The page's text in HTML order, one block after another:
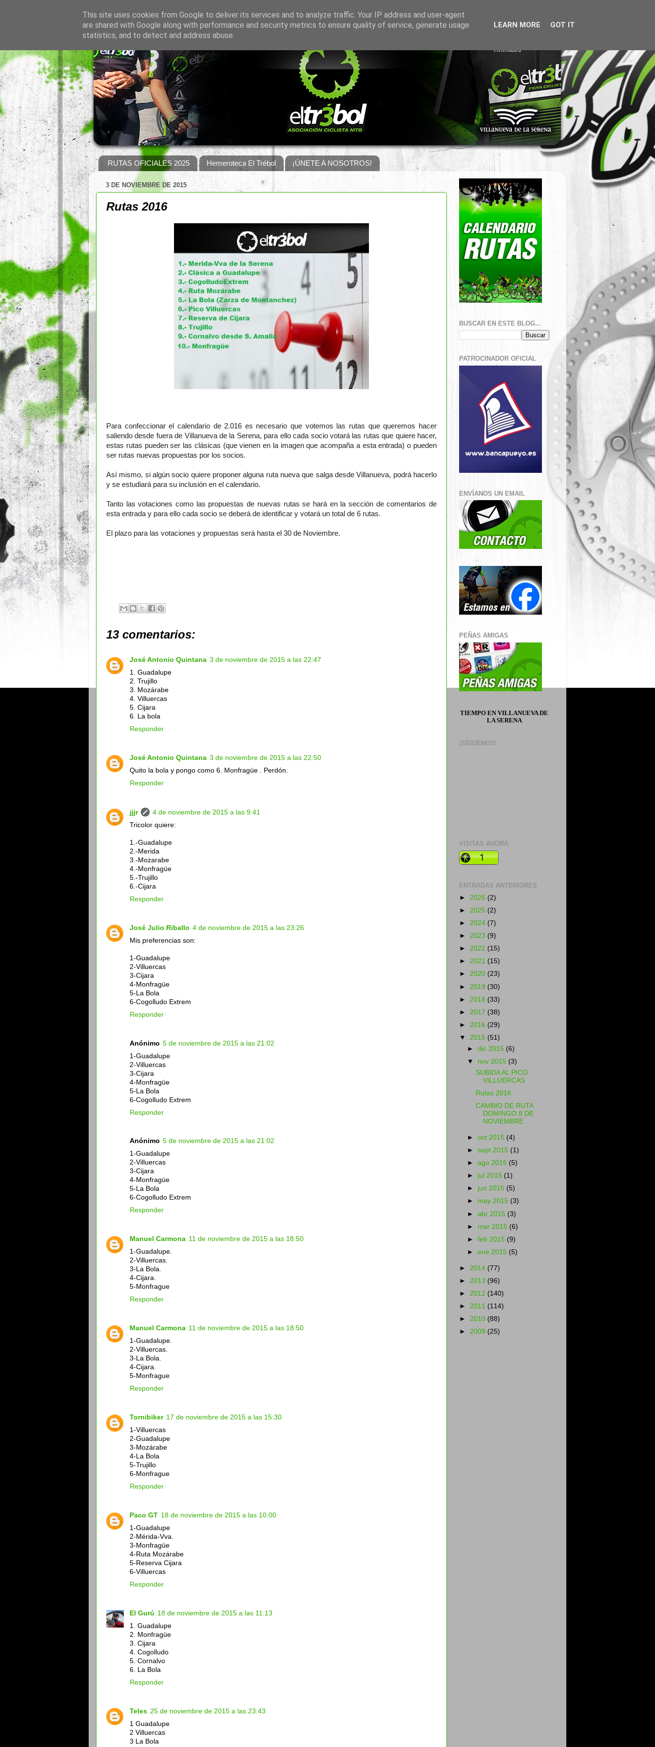
RUTAS OFICIALES 2025 Hemeroteca El Trébol ¡ÚNETE A NOSOTROS!
3 DE NOVIEMBRE DE 2015
Rutas 2016
Para confeccionar el calendario de 2.016 es necesario que votemos las rutas que queremos hacer
saliendo desde fuera de Villanueva de la Serena, para ello cada socio votará las rutas que quiere hacer,
estas rutas pueden ser las clásicas (que vienen en la imagen que acompaña a esta entrada) o pueden
ser rutas nuevas propuestas por los socios.
Así mismo, si algún socio quiere proponer alguna ruta nueva que salga desde Villanueva, podrá hacerlo
y se estudiará para su inclusión en el calendario.
Tanto las votaciones como las propuestas de nuevas rutas se hará en la sección de comentarios de
esta entrada y para ello cada socio se deberá de identificar y votará un total de 6 rutas.
El plazo para las votaciones y propuestas será hasta el 30 de Noviembre.
13 comentarios:
José Antonio Quintana 3 de noviembre de 2015 a las 22:47
1. Guadalupe
2. Trujillo
3. Mozárabe
4. Villuercas
5. Cijara
6. La bola
Responder
José Antonio Quintana 3 de noviembre de 2015 a las 22:50
Quito la bola y pongo como 6. Monfragüe . Perdón.
Responder
jjjr
4 de noviembre de 2015 a las 9:41
Tricolor quiere:
1.-Guadalupe
2.-Merida
3.-Mozarabe
4.-Monfragüe
5.-Trujillo
6.-Cijara
Responder
José Julio Riballo 4 de noviembre de 2015 a las 23:26
Mis preferencias son:
1-Guadalupe
2-Villuercas
3-Cijara
4-Monfragüe
5-La Bola
6-Cogolludo Extrem
Responder
Anónimo 5 de noviembre de 2015 a las 21:02
1-Guadalupe
2-Villuercas
3-Cijara
4-Monfragüe
5-La Bola
6-Cogolludo Extrem
Responder
Anónimo 5 de noviembre de 2015 a las 21:02
1-Guadalupe
2-Villuercas
3-Cijara
4-Monfragüe
5-La Bola
6-Cogolludo Extrem
Responder
Manuel Carmona 11 de noviembre de 2015 a las 18:50
1-Guadalupe.
2-Villuercas.
3-La Bola.
4-Cijara.
5-Monfrague
Responder
Manuel Carmona 11 de noviembre de 2015 a las 18:50
1-Guadalupe.
2-Villuercas.
3-La Bola.
4-Cijara.
5-Monfrague
Responder
Tornibiker 17 de noviembre de 2015 a las 15:30
1-Villuercas
2-Guadalupe
3-Mozárabe
4-La Bola
5-Trujillo
6-Monfrague
Responder
Paco GT 18 de noviembre de 2015 a las 10:00
1-Guadalupe
2-Mérida-Vva.
3-Monfragüe
4-Ruta Mozárabe
5-Reserva Cijara
6-Villuercas
Responder
El Gurú 18 de noviembre de 2015 a las 11:13
1. Guadalupe
2. Monfragüe
3. Cijara
4. Cogolludo
5. Cornalvo
6. La Bola
Responder
Teles 25 de noviembre de 2015 a las 23:43
1 Guadalupe
2 Villuercas
3 La Bola
BUSCAR EN ESTE BLOG...
PATROCINADOR OFICIAL
ENVÍANOS UN EMAIL
PEÑAS AMIGAS
TIEMPO EN VILLANUEVA DE
LA SERENA
¡SÍGUENOS!
VISITAS AHORA
ENTRADAS ANTERIORES
► 2026 (2)
► 2025 (2)
► 2024 (7)
► 2023 (9)
► 2022 (15)
► 2021 (15)
► 2020 (23)
► 2019 (30)
► 2018 (33)
► 2017 (38)
► 2016 (29)
▼ 2015 (51)
►dic 2015 (6)
▼ nov 2015 (3)
SUBIDA AL PICO
VILLUERCAS
Rutas 2016
CAMBIO DE RUTA
DOMINGO 8 DE
NOVIEMBRE
►oct 2015 (4)
►sept 2015 (1)
►ago 2015 (5)
► jul 2015 (1)
► jun 2015 (5)
► may 2015 (3)
►abr 2015 (3)
► mar 2015 (6)
►feb 2015 (9)
►ene 2015 (5)
► 2014 (77)
► 2013 (96)
► 2012 (140)
► 2011 (114)
► 2010 (88)
► 2009 (25)
This site uses cookies from Google to deliver its services and to analyze traffic. Your IP address and user-agent
are shared with Google along with performance and security metrics to ensure quality of service, generate usage
statistics, and to detect and address abuse.
LEARN MORE GOT IT